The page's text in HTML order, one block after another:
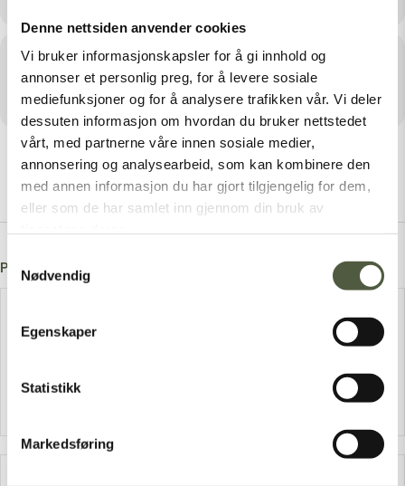
Denne nettsiden anvender cookies
Vi bruker informasjonskapsler for å gi innhold og
annonser et personlig preg, for å levere sosiale
mediefunksjoner og for å analysere trafikken vår. Vi deler
dessuten informasjon om hvordan du bruker nettstedet
vårt, med partnerne våre innen sosiale medier,
annonsering og analysearbeid, som kan kombinere den
med annen informasjon du har gjort tilgjengelig for dem,
eller som de har samlet inn gjennom din bruk av
Nødvendig
Egenskaper
Statistikk
Markedsføring
Arrangør
JOHNSGÅRD TURISTSENTER
Post A Comment